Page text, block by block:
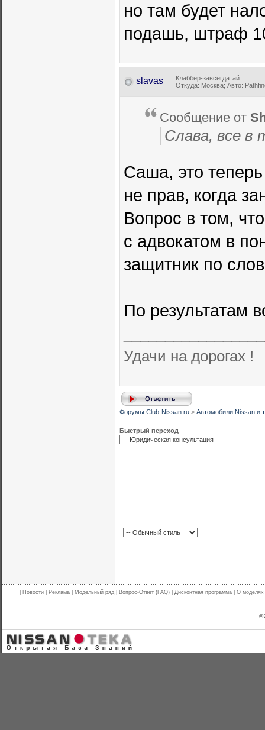
но там будет
подашь, штраф
slavas
Клаббер-завсегдатай
Откуда: Москва; Авто:
Сообщение от
Слава, все в
Саша, это
не прав, когда
Вопрос в том,
с адвокатом в
защитник по
По результатам
Удачи на дорогах !
Форумы Club-Nissan.ru > Автомобили Nissan и
Быстрый переход
Новости Реклама Модельный ряд Вопрос-Ответ (FAQ) Дисконтная программа О моделях
©